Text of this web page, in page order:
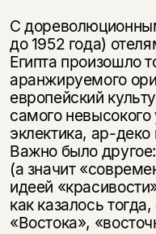
С
до 1952 года)
Египта произошло
аранжируемого
европейский
самого
эклектика, ар-
Важно было
(а значит
идеей
как казалось
«Востока»,